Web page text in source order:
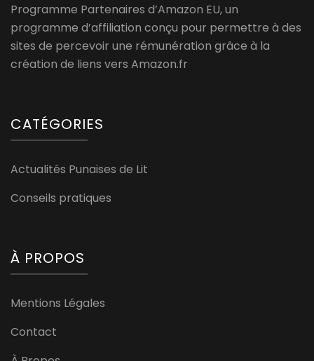
Programme Partenaires d’Amazon EU, un
programme d’affiliation conçu pour permettre à des
sites de percevoir une rémunération grâce à la
création de liens vers Amazon.fr
CATÉGORIES
Actualités Punaises de Lit
Conseils pratiques
À PROPOS
Mentions Légales
Contact